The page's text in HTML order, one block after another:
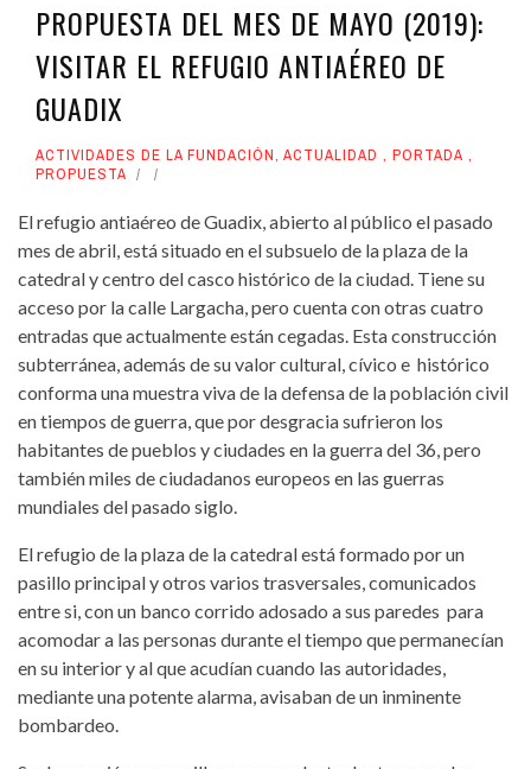
PROPUESTA DEL MES DE MAYO (2019):
VISITAR EL REFUGIO ANTIAÉREO DE
GUADIX
ACTIVIDADES DE LA FUNDACIÓN, ACTUALIDAD , PORTADA ,
PROPUESTA
El refugio antiaéreo de Guadix, abierto al público el pasado
mes de abril, está situado en el subsuelo de la plaza de la
catedral y centro del casco histórico de la ciudad. Tiene su
acceso por la calle Largacha, pero cuenta con otras cuatro
entradas que actualmente están cegadas. Esta construcción
subterránea, además de su valor cultural, cívico e histórico
conforma una muestra viva de la defensa de la población civil
en tiempos de guerra, que por desgracia sufrieron los
habitantes de pueblos y ciudades en la guerra del 36, pero
también miles de ciudadanos europeos en las guerras
mundiales del pasado siglo.
El refugio de la plaza de la catedral está formado por un
pasillo principal y otros varios trasversales, comunicados
entre si, con un banco corrido adosado a sus paredes para
acomodar a las personas durante el tiempo que permanecían
en su interior y al que acudían cuando las autoridades,
mediante una potente alarma, avisaban de un inminente
bombardeo.